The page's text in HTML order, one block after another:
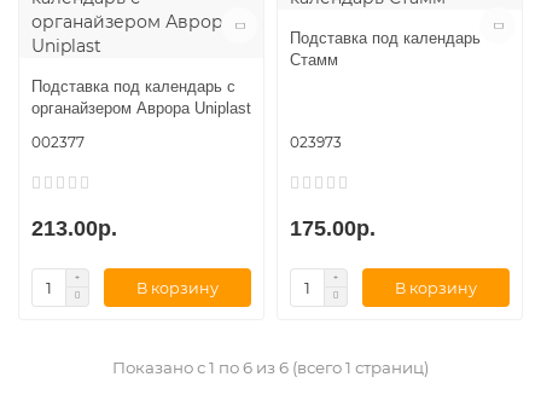
Подставка под календарь с
органайзером Аврора Uniplast
002377
213.00р.
В корзину
Подставка под календарь
Стамм
023973
175.00р.
В корзину
Показано с 1 по 6 из 6 (всего 1 страниц)